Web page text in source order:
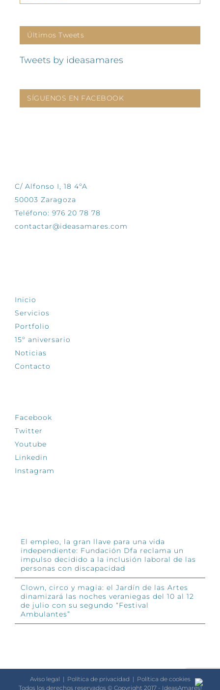
Últimos Tweets
Tweets by ideasamares
SÍGUENOS EN FACEBOOK
C/ Alfonso I, 18 4ºA
50003 Zaragoza
Teléfono: 976 20 78 78
contactar@ideasamares.com
Inicio
Servicios
Portfolio
15º aniversario
Noticias
Contacto
Facebook
Twitter
Youtube
Linkedin
Instagram
El empleo, la gran llave para una vida
independiente: Fundación Dfa reclama un
impulso decidido a la inclusión laboral de las
personas con discapacidad
Clown, circo y magia: el Jardín de las Artes
dinamizará las noches veraniegas del 10 al 12
de julio con su segundo “Festival
Ambulantes”
Aviso legal | Política de privacidad | Política de cookies
Todos los derechos reservados © Copyright 2017 - IdeasAmares!